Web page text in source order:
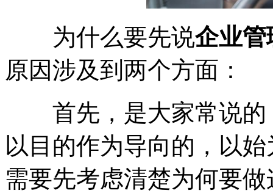
为什么要先说企业管
原因涉及到两个方面：
首先，是大家常说的
以目的作为导向的，以
需要先考虑清楚为何要